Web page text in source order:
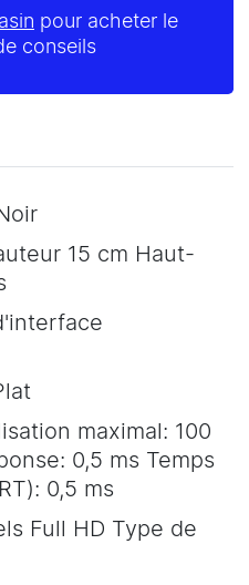
pour acheter le
conseils
15 cm Haut-
maximal: 100
0,5 ms Temps
0,5 ms
Full HD Type de